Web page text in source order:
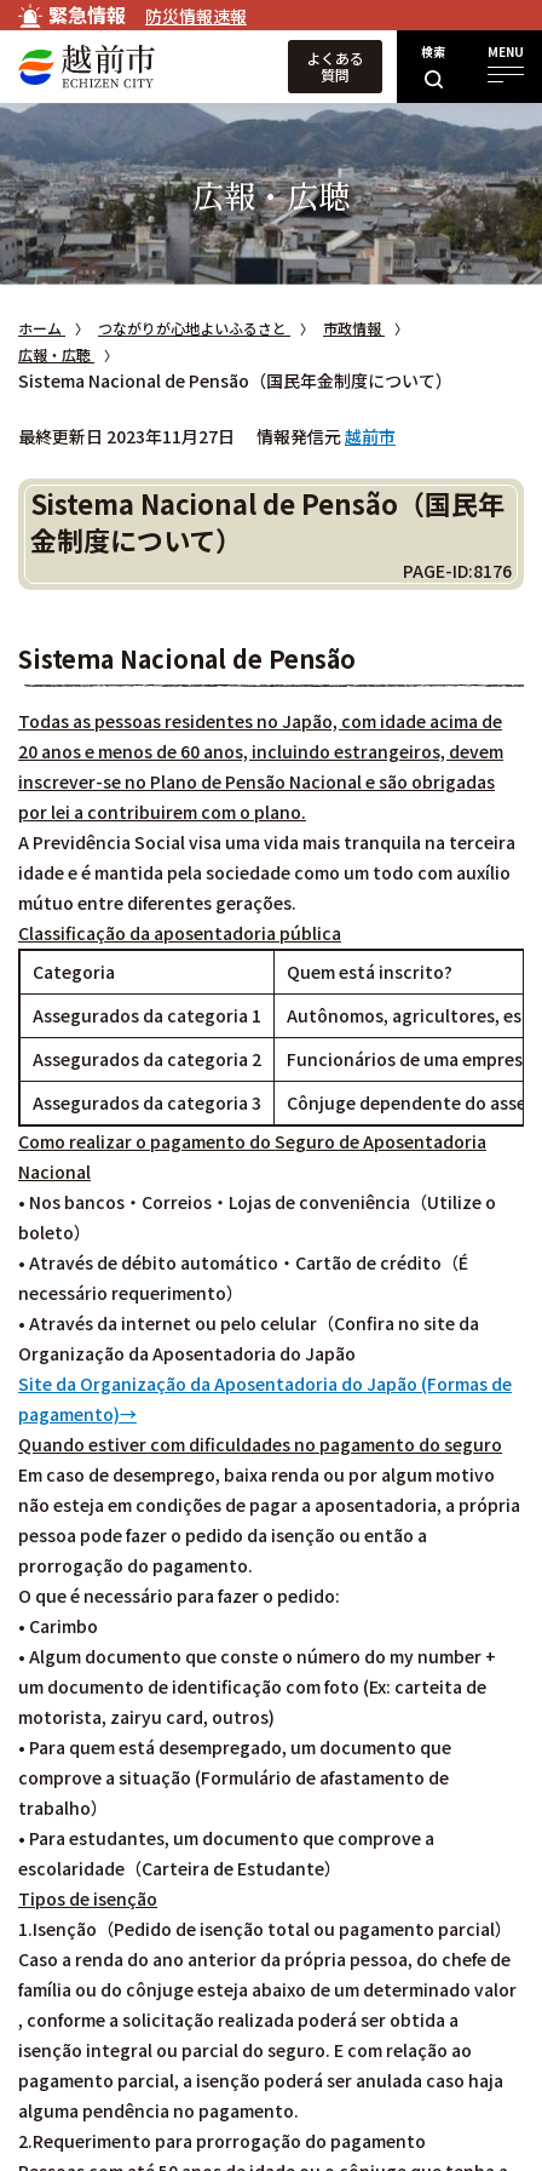
緊急情報 防災情報速報
検索 MENU
よくある
質問
広報・広聴
ホーム つながりが心地よいふるさと
市政情報
広報・広聴
Sistema Nacional de Pensão（国民年金制度について）
最終更新日 2023年11月27日 情報発信元越前市
Sistema Nacional de Pensão（国民年
金制度について）
PAGE-ID:8176
Sistema Nacional de Pensão
Todas as pessoas residentes no Japão, com idade acima de
20 anos e menos de 60 anos, incluindo estrangeiros, devem
inscrever-se no Plano de Pensão Nacional e são obrigadas
por lei a contribuirem com o plano.
A Previdência Social visa uma vida mais tranquila na terceira
idade e é mantida pela sociedade como um todo com auxílio
mútuo entre diferentes gerações.
Classificação da aposentadoria pública
Categoria
Quem está inscrito?
Assegurados da categoria 1
Autônomos, agricultores,
Assegurados da categoria 2
Funcionários de uma
Assegurados da categoria 3
Cônjuge dependente do
Como realizar o pagamento do Seguro de Aposentadoria
Nacional
• Nos bancos・Correios・Lojas de conveniência（Utilize o
boleto）
• Através de débito automático・Cartão de crédito（É
necessário requerimento）
• Através da internet ou pelo celular（Confira no site da
Organização da Aposentadoria do Japão
Site da Organização da Aposentadoria do Japão (Formas de
pagamento)→
Quando estiver com dificuldades no pagamento do seguro
Em caso de desemprego, baixa renda ou por algum motivo
não esteja em condições de pagar a aposentadoria, a própria
pessoa pode fazer o pedido da isenção ou então a
prorrogação do pagamento.
O que é necessário para fazer o pedido:
• Carimbo
• Algum documento que conste o número do my number +
um documento de identificação com foto (Ex: carteita de
motorista, zairyu card, outros)
• Para quem está desempregado, um documento que
comprove a situação (Formulário de afastamento de
trabalho）
• Para estudantes, um documento que comprove a
escolaridade（Carteira de Estudante）
Tipos de isenção
1.Isenção（Pedido de isenção total ou pagamento parcial）
Caso a renda do ano anterior da própria pessoa, do chefe de
família ou do cônjuge esteja abaixo de um determinado valor
, conforme a solicitação realizada poderá ser obtida a
isenção integral ou parcial do seguro. E com relação ao
pagamento parcial, a isenção poderá ser anulada caso haja
alguma pendência no pagamento.
2.Requerimento para prorrogação do pagamento